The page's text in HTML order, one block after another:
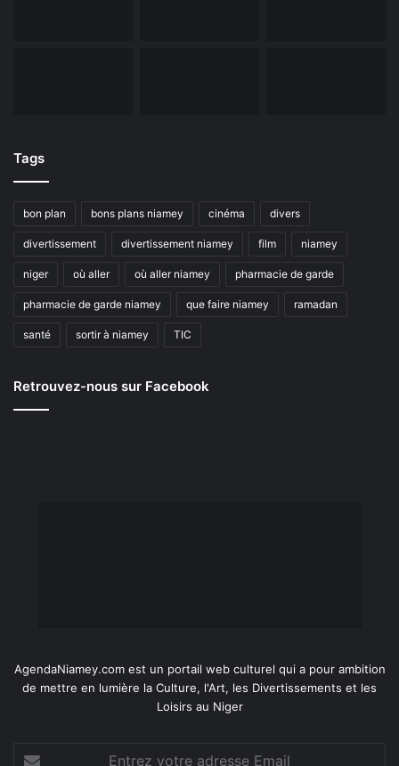
Tags
bon plan bons plans niamey cinéma divers
divertissement divertissement niamey film niamey
niger où aller où aller niamey pharmacie de garde
pharmacie de garde niamey que faire niamey ramadan
santé sortir à niamey TIC
Retrouvez-nous sur Facebook
AgendaNiamey.com est un portail web culturel qui a pour ambition
de mettre en lumière la Culture, l'Art, les Divertissements et les
Loisirs au Niger
Entrez